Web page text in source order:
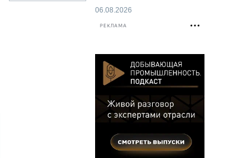
06.08.2026
РЕКЛАМА